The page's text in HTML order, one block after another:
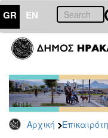
GR EN
Αρχική
ΕΠΙΚΑΙΡΟΤΗΤΑ
Τύπου
Αρχείο
2026
2025